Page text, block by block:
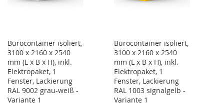
Bürocontainer isoliert,
3100 x 2160 x 2540
mm (L x B x H), inkl.
Elektropaket, 1
Fenster, Lackierung
RAL 9002 grau-weiß -
Variante 1
Bürocontainer isoliert,
3100 x 2160 x 2540
mm (L x B x H), inkl.
Elektropaket, 1
Fenster, Lackierung
RAL 1003 signalgelb -
Variante 1